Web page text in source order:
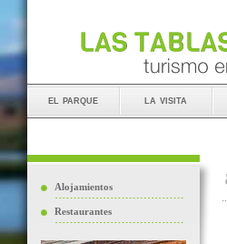
el parque la visita
Alojamientos
Restaurantes